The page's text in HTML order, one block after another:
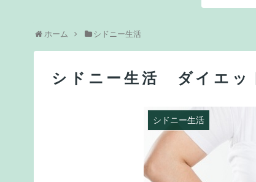
ホーム シドニー生活
シドニー生活 ダイエッ
シドニー生活